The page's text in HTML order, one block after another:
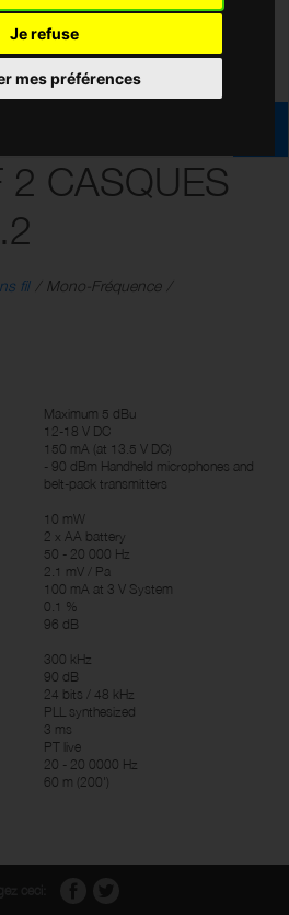
Je refuse
mes préférences
2 CASQUES
fil
Mono-Fréquence
Maximum 5 dBu
12-18 V DC
150 mA (at 13.5 V DC)
- 90 dBm Handheld microphones and
belt-pack transmitters
10 mW
2 x AA battery
50 - 20 000 Hz
2.1 mV / Pa
100 mA at 3 V System
0.1 %
96 dB
300 kHz
90 dB
24 bits / 48 kHz
PLL synthesized
3 ms
PT live
20 - 20 0000 Hz
60 m (200')